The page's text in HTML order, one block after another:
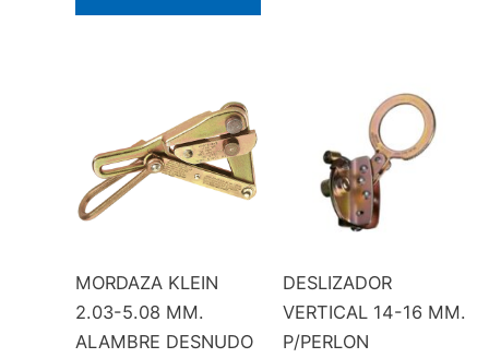
se
pueden
producto
MORDAZA KLEIN
2.03-5.08 MM.
ALAMBRE DESNUDO
DESLIZADOR
VERTICAL 14-16 MM.
P/PERLON